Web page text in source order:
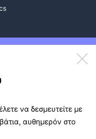
να δεσμευτείτε με
αυθημερόν στο